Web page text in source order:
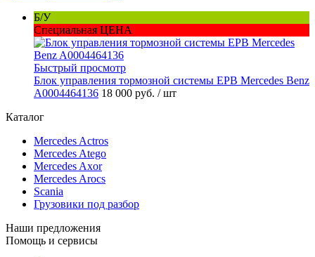
Б/У
Специальная ЦЕНА
Быстрый просмотр
Блок управления тормозной системы EPB Mercedes Benz
A0004464136 18 000 руб. / шт
Каталог
Mercedes Actros
Mercedes Atego
Mercedes Axor
Mercedes Arocs
Scania
Грузовики под разбор
Наши предложения
Помощь и сервисы